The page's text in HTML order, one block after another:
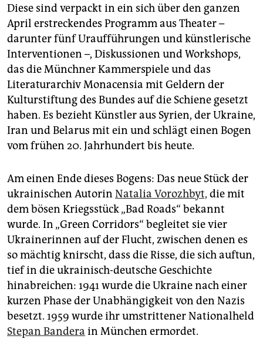
Diese sind verpackt in ein sich über den ganzen
April erstreckendes Programm aus Theater –
darunter fünf Uraufführungen und künstlerische
Interventionen –, Diskussionen und Workshops,
das die Münchner Kammerspiele und das
Literaturarchiv Monacensia mit Geldern der
Kulturstiftung des Bundes auf die Schiene gesetzt
haben. Es bezieht Künstler aus Syrien, der Ukraine,
Iran und Belarus mit ein und schlägt einen Bogen
vom frühen 20. Jahrhundert bis heute.
Am einen Ende dieses Bogens: Das neue Stück der
ukrainischen Autorin Natalia Vorozhbyt, die mit
dem bösen Kriegsstück „Bad Roads“ bekannt
wurde. In „Green Corridors“ begleitet sie vier
Ukrainerinnen auf der Flucht, zwischen denen es
so mächtig knirscht, dass die Risse, die sich auftun,
tief in die ukrainisch-deutsche Geschichte
hinabreichen: 1941 wurde die Ukraine nach einer
kurzen Phase der Unabhängigkeit von den Nazis
besetzt. 1959 wurde ihr umstrittener Nationalheld
Stepan Bandera in München ermordet.